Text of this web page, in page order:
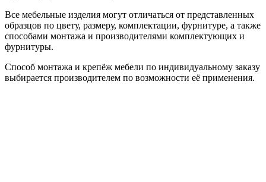
Все мебельные изделия могут отличаться от представленных
образцов по цвету, размеру, комплектации, фурнитуре, а также
способами монтажа и производителями комплектующих и
фурнитуры.
Способ монтажа и крепёж мебели по индивидуальному заказу
выбирается производителем по возможности её применения.